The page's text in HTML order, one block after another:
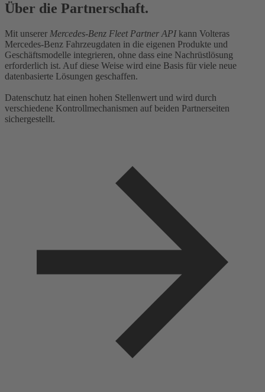
Über die Partnerschaft.
Mit unserer Mercedes-Benz Fleet Partner APIkann Volteras
Mercedes-Benz Fahrzeugdaten in die eigenen Produkte und
Geschäftsmodelle integrieren, ohne dass eine Nachrüstlösung
erforderlich ist. Auf diese Weise wird eine Basis für viele neue
datenbasierte Lösungen geschaffen.
Datenschutz hat einen hohen Stellenwert und wird durch
verschiedene Kontrollmechanismen auf beiden Partnerseiten
sichergestellt.